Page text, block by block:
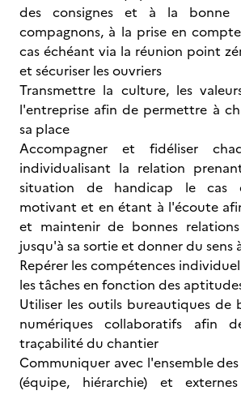
des consignes et à la bonne
compagnons, à la prise en
cas échéant via la réunion point
et sécuriser les ouvriers
Transmettre la culture, les
l'entreprise afin de permettre à
sa place
Accompagner et fidéliser
individualisant la relation
situation de handicap le cas
motivant et en étant à l'écoute
et maintenir de bonnes
jusqu'à sa sortie et donner du sens
Repérer les compétences
les tâches en fonction des
Utiliser les outils bureautiques de
numériques collaboratifs afin
traçabilité du chantier
Communiquer avec l'ensemble
(équipe, hiérarchie) et